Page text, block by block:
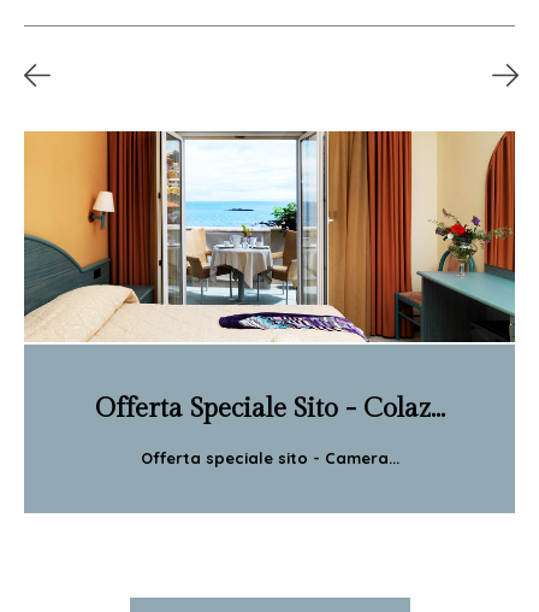
Offerta Speciale Sito - Colaz...
Offerta speciale sito - Camera...